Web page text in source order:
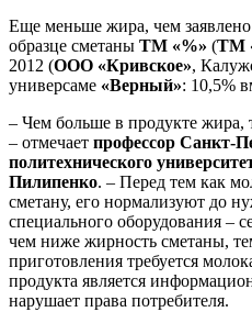
Еще меньше жира, чем заявлено
образце сметаны ТМ «%» (ТМ
2012 (ООО «Кривское»,
универсаме «Верный»: 10,5%
– Чем больше в продукте жира,
– отмечает профессор Санкт-
политехнического
Пилипенко. – Перед тем как
сметану, его нормализуют до
специального оборудования –
чем ниже жирность сметаны,
приготовления требуется
продукта является
нарушает права потребителя.